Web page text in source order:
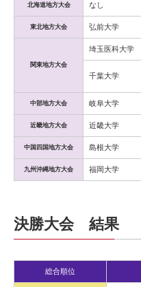
北海道地方大会 なし
東北地方大会 弘前大学
関東地方大会
埼玉医科大学
千葉大学
中部地方大会 岐阜大学
近畿地方大会 近畿大学
中国四国地方大会 島根大学
九州沖縄地方大会 福岡大学
決勝大会 結果
総合順位